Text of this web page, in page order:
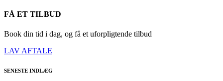
FÅ ET TILBUD
Book din tid i dag, og få et uforpligtende tilbud
LAV AFTALE
SENESTE INDLÆG